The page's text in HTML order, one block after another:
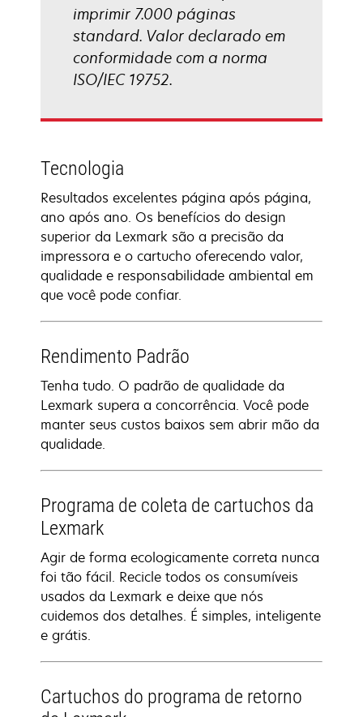
imprimir 7.000 páginas
standard. Valor declarado em
conformidade com a norma
ISO/IEC 19752.
Tecnologia
Resultados excelentes página após página,
ano após ano. Os benefícios do design
superior da Lexmark são a precisão da
impressora e o cartucho oferecendo valor,
qualidade e responsabilidade ambiental em
que você pode confiar.
Rendimento Padrão
Tenha tudo. O padrão de qualidade da
Lexmark supera a concorrência. Você pode
manter seus custos baixos sem abrir mão da
qualidade.
Programa de coleta de cartuchos da
Lexmark
Agir de forma ecologicamente correta nunca
foi tão fácil. Recicle todos os consumíveis
usados da Lexmark e deixe que nós
cuidemos dos detalhes. É simples, inteligente
e grátis.
Cartuchos do programa de retorno